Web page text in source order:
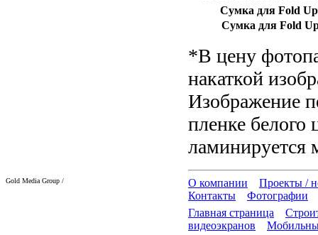
Сумка для Fold
Сумка для Fold
*В цену
накаткой
Изображение
пленке белого
ламинируется
О компании
Проекты /
Контакты
Фотографии
Главная страница
видеоэкранов
Gold Media Group /